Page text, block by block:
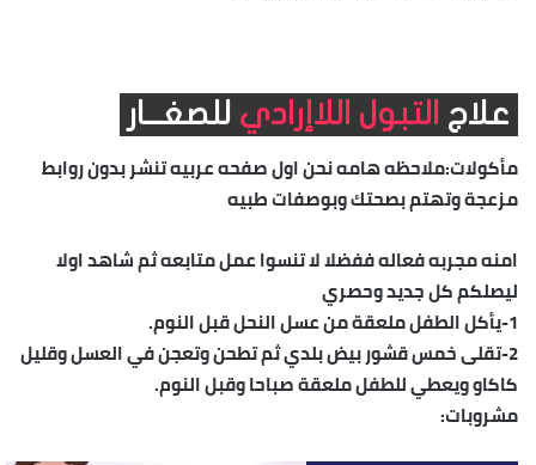
علاج التبول اللاإرادي للصغـــار
مأكولات:ملاحظه هامه نحن اول صفحه عربيه تنشر بدون روابط
مزعجة وتهتم بصحتك وبوصفات طبيه
امنه مجربه فعاله ففضلا لا تنسوا عمل متابعه ثم شاهد اولا
ليصلكم كل جديد وحصري
1-يأكل الطفل ملعقة من عسل النحل قبل النوم.
2-تقلى خمس قشور بيض بلدي ثم تطحن وتعجن في العسل وقليل
كاكاو ويعطي للطفل ملعقة صباحا وقبل النوم.
مشروبات: